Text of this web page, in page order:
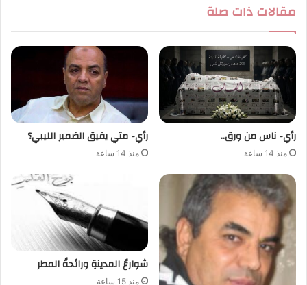
مقالات ذات صلة
رأي- ناس من ورق..
منذ 14 ساعة
رأي- متي يفيق الضمير الليبي؟
منذ 14 ساعة
شوارعُ المدينةِ ورائحةُ المطر
منذ 15 ساعة